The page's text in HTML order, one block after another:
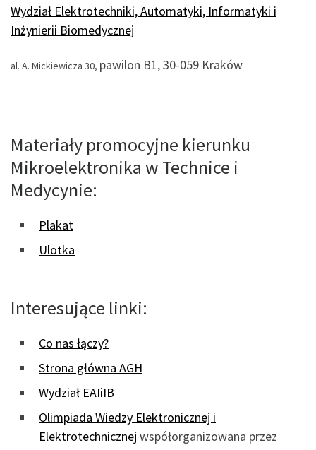
Wydział Elektrotechniki, Automatyki, Informatyki i
Inżynierii Biomedycznej
al. A. Mickiewicza 30, pawilon B1, 30-059 Kraków
Materiały promocyjne kierunku
Mikroelektronika w Technice i
Medycynie:
Plakat
Ulotka
Interesujące linki:
Co nas łączy?
Strona główna AGH
Wydział EAIiIB
Olimpiada Wiedzy Elektronicznej i
Elektrotechnicznej współorganizowana przez